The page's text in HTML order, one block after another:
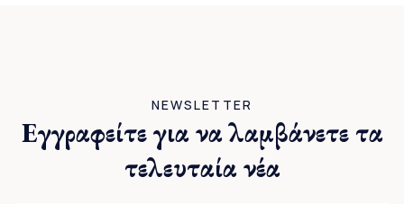
NEWSLETTER
Εγγραφείτε για να λαμβάνετε τα
τελευταία νέα